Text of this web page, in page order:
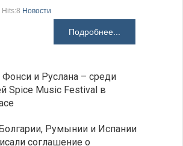
Новости
Подробнее...
и Руслана – среди
Spice Music Festival в
Румынии и Испании
соглашение о